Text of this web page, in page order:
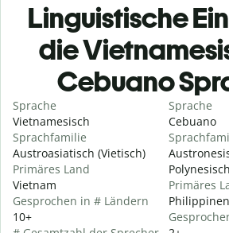
Linguistische
die
Cebuano
Sprache
Vietnamesisch
Sprachfamilie
Austroasiatisch (Vietisch)
Primäres Land
Vietnam
Gesprochen in # Ländern
10+
Sprache
Cebuano
Primäres
Philippinen